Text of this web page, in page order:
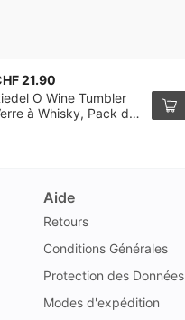
21.90
O Wine Tumbler
à Whisky, Pack de
Aide
Retours
Conditions Générales
Protection des Données
Modes d'expédition